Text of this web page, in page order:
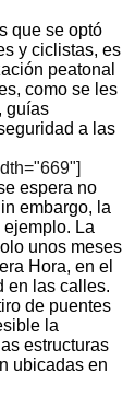
que se optó
y ciclistas, es
peatonal
como se les
guías
a las
espera no
embargo, la
La
unos meses
Hora, en el
en las calles.
de puentes
la
estructuras
ubicadas en